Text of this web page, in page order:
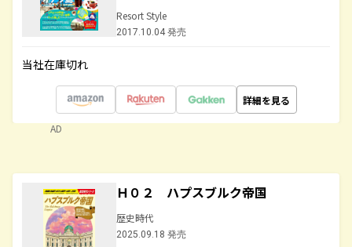
Resort Style
2017.10.04 発売
当社在庫切れ
詳細を見る
AD
Ｈ０２ ハプスブルク帝国
歴史時代
2025.09.18 発売